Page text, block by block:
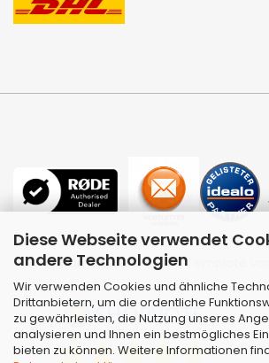
Diese Webseite verwendet
andere Technologien
Wir verwenden Cookies und ähnliche
Drittanbietern, um die ordentliche
zu gewährleisten, die Nutzung unseres
analysieren und Ihnen ein bestmögliches
bieten zu können. Weitere Informationen
mit Gambio.de © 2026 | Template von